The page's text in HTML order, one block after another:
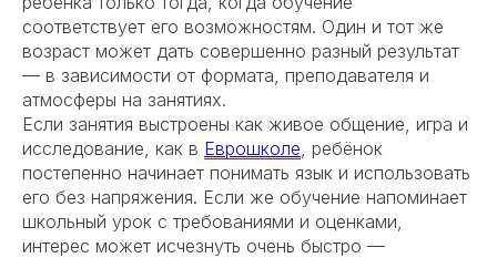
соответствует его возможностям. Один и тот же
возраст может дать совершенно разный результат
— в зависимости от формата, преподавателя и
атмосферы на занятиях.
Если занятия выстроены как живое общение, игра и
исследование, как в Еврошколе, ребёнок
постепенно начинает понимать язык и использовать
его без напряжения. Если же обучение напоминает
школьный урок с требованиями и оценками,
интерес может исчезнуть очень быстро —